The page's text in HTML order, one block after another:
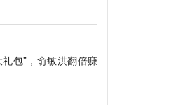
包”，俞敏洪翻倍赚